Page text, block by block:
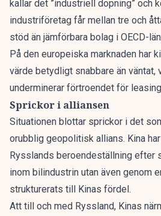
kallar det ”industriell dopning” och
industriföretag får mellan tre och
stöd än jämförbara bolag i OECD-
På den europeiska marknaden har
värde betydligt snabbare än väntat,
underminerar förtroendet för
Sprickor i alliansen
Situationen blottar sprickor i det
orubblig geopolitisk allians. Kina
Rysslands beroendeställning efter
inom bilindustrin utan även genom
strukturerats till Kinas fördel.
Att till och med Ryssland, Kinas